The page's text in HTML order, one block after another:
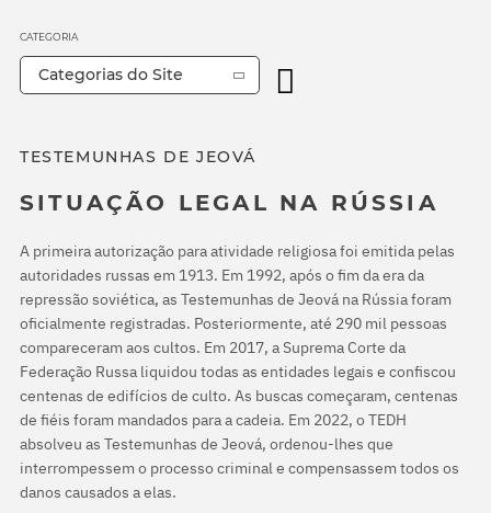
TESTEMUNHAS DE JEOVÁ
SITUAÇÃO LEGAL NA RÚSSIA
A primeira autorização para atividade religiosa foi emitida pelas
autoridades russas em 1913. Em 1992, após o fim da era da
repressão soviética, as Testemunhas de Jeová na Rússia foram
oficialmente registradas. Posteriormente, até 290 mil pessoas
compareceram aos cultos. Em 2017, a Suprema Corte da
Federação Russa liquidou todas as entidades legais e confiscou
centenas de edifícios de culto. As buscas começaram, centenas
de fiéis foram mandados para a cadeia. Em 2022, o TEDH
absolveu as Testemunhas de Jeová, ordenou-lhes que
interrompessem o processo criminal e compensassem todos os
danos causados a elas.
CATEGORIA
Categorias do Site